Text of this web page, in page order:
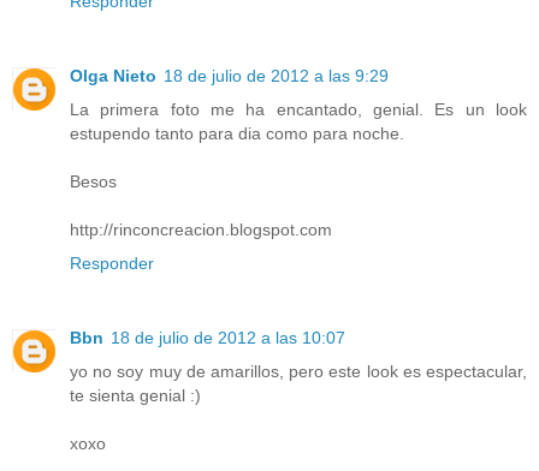
Olga Nieto 18 de julio de 2012 a las 9:29
La primera foto me ha encantado, genial. Es un look
estupendo tanto para dia como para noche.
Besos
http://rinconcreacion.blogspot.com
Responder
Bbn 18 de julio de 2012 a las 10:07
yo no soy muy de amarillos, pero este look es espectacular,
te sienta genial :)
xoxo